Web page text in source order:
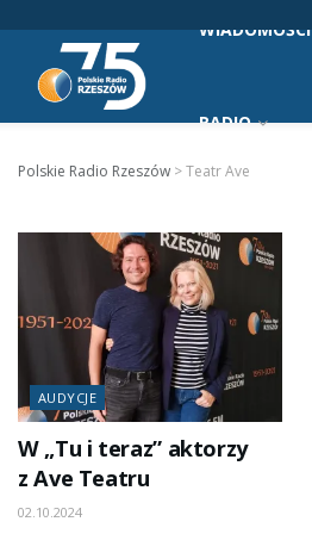
WIADOMOŚCI
RADIO
Polskie Radio Rzeszów >Teatr Ave
AUDYCJE
W „Tu i teraz” aktorzy
z Ave Teatru
02.10.2024